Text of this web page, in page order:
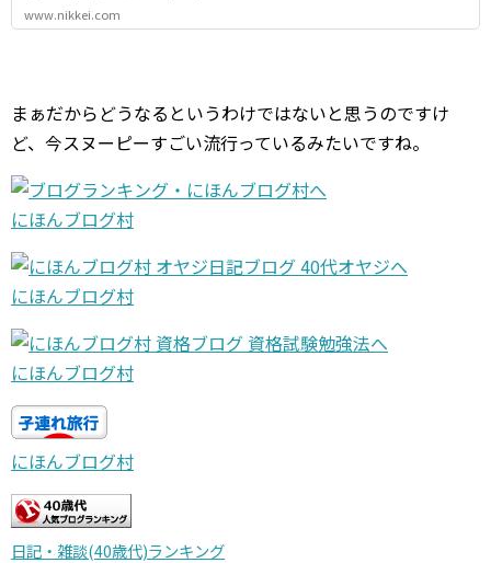
www.nikkei.com
まぁだからどうなるというわけではないと思うのですけ
ど、今スヌーピーすごい流行っているみたいですね。
にほんブログ村
にほんブログ村
にほんブログ村
にほんブログ村
日記・雑談(40歳代)ランキング